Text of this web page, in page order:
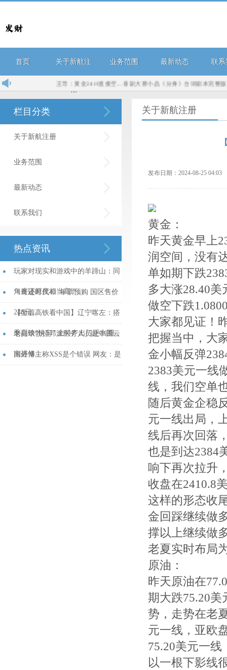
首页 关于新航注
册
业务范围 最新动态 联系
王导：黄金2410直接空... 喜剧大赛小品《分身》台词剧本完整版... 7
栏目分类
关于新航注册
业务范围
最新动态
联系我们
热点资讯
玩家对现实和游戏中的羊蹄山：同
角度还原度相当高！...
《奇迹时代4》年票预购 国区售价
248元...
【坐着高铁看中国】辽宁喀左：搭
乘高铁“快车” 土特产出门更出圈...
老挝琅勃拉邦派医务人员赴中国云
南进修...
国外博主称XSS是个错误 网友：是
关于新航注册
发布日期：2024-08-25
黄金：
昨天黄金早上
润空间，没有
单如期下跌
多大涨28.40
做空下跌
大家都见证！
把握当中，大
金小幅反弹
2383美元一线
线，我们空单
随后黄金企稳
元一线出局，
线后再次回落
也是到达2384
响下再次拉升
收盘在2410.8
这样的形态收
金回踩继续做
撑以上继续做
老夏实时布局
原油：
昨天原油在
期大跌75.20
势，走势在老
元一线，亚欧
75.20美元一
以一根下影线